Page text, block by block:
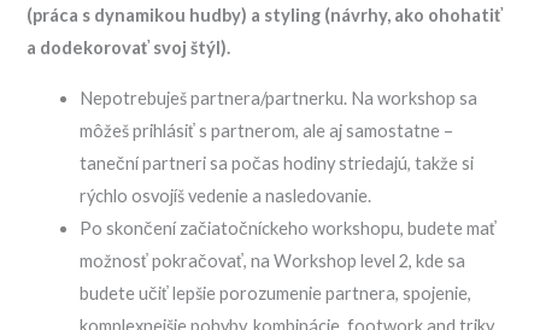
(práca s dynamikou hudby) a styling (návrhy, ako ohohatiť
a dodekorovať svoj štýl).
Nepotrebuješ partnera/partnerku. Na workshop sa
môžeš prihlásiť s partnerom, ale aj samostatne –
taneční partneri sa počas hodiny striedajú, takže si
rýchlo osvojíš vedenie a nasledovanie.
Po skončení začiatočníckeho workshopu, budete mať
možnosť pokračovať, na Workshop level 2, kde sa
budete učiť lepšie porozumenie partnera, spojenie,
komplexnejšie pohyby, kombinácie, footwork and triky.